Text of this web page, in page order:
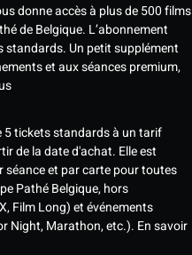
donne accès à plus de 500 films
de Belgique. L’abonnement
standards. Un petit supplément
et aux séances premium,
5 tickets standards à un tarif
de la date d'achat. Elle est
séance et par carte pour toutes
Pathé Belgique, hors
Film Long) et événements
Night, Marathon, etc.). En savoir